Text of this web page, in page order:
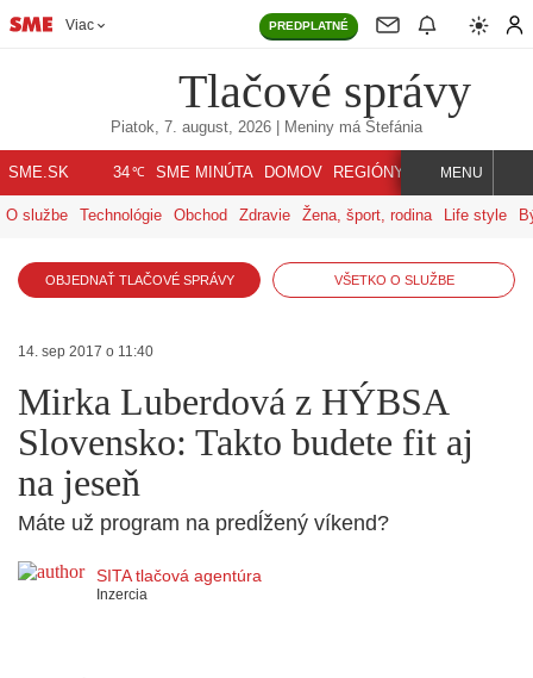
Viac PREDPLATNÉ
Tlačové správy
Piatok, 7. august, 2026 | Meniny má Štefánia
SME.SK 34℃ SME MINÚTA DOMOV REGIÓNY INDEX SVET
MENU
O službe Technológie Obchod Zdravie Žena, šport, rodina Life style
OBJEDNAŤ TLAČOVÉ SPRÁVY VŠETKO O SLUŽBE
14. sep 2017 o 11:40
Mirka Luberdová z HÝBSA
Slovensko: Takto budete fit aj
na jeseň
Máte už program na predĺžený víkend?
SITA tlačová agentúra
Inzercia